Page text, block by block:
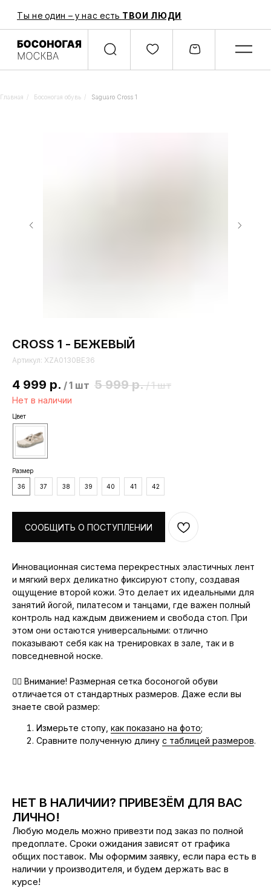
Ты не один – у нас есть ТВОИ ЛЮДИ
Главная / Босоногая обувь / Saguaro Cross 1
CROSS 1 - БЕЖЕВЫЙ
Артикул: XZA0130BE36
4 999 р. /1 шт 5 999 р./1 шт
Нет в наличии
Цвет
Размер
36 37 38 39 40 41 42
СООБЩИТЬ О ПОСТУПЛЕНИИ
Инновационная система перекрестных эластичных лент
и мягкий верх деликатно фиксируют стопу, создавая
ощущение второй кожи. Это делает их идеальными для
занятий йогой, пилатесом и танцами, где важен полный
контроль над каждым движением и свобода стоп. При
этом они остаются универсальными: отлично
показывают себя как на тренировках в зале, так и в
повседневной носке.
👉🏻 Внимание! Размерная сетка босоногой обуви
отличается от стандартных размеров. Даже если вы
знаете свой размер:
Измерьте стопу, как показано на фото;
Сравните полученную длину с таблицей размеров.
НЕТ В НАЛИЧИИ? ПРИВЕЗЁМ ДЛЯ ВАС
ЛИЧНО!
Любую модель можно привезти под заказ по полной
предоплате. Сроки ожидания зависят от графика
общих поставок. Мы оформим заявку, если пара есть в
наличии у производителя, и будем держать вас в
курсе!